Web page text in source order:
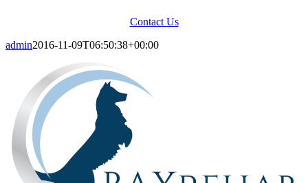
Contact Us
admin2016-11-09T06:50:38+00:00